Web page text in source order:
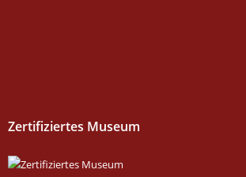
Zertifiziertes Museum